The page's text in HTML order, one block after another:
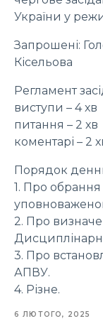
України у
Запрошені:
Кісельова
Регламент
виступи – 4 хв
питання – 2 хв
коментарі – 2
Порядок
1. Про
2. Про
3. Про
АПВУ.
4. Різне.
6 ЛЮТОГО, 2025